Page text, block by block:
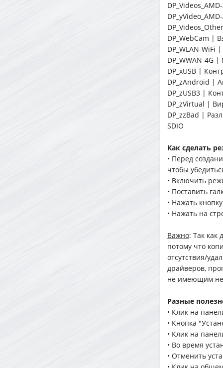
DP_WebCam |
DP_WLAN-WiFi
DP_WWAN-4G
DP_xUSB |
DP_zAndroid |
DP_zUSB3 |
DP_zVirtual |
DP_zzBad |
SDIO
Как сделать
• Перед
чтобы
• Включить
• Поставить
• Нажать
• Нажать на
Важно: Так как
потому что
отсутствия/
драйверов,
не имеющим
Разные
• Клик на
• Кнопка
• Клик на
• Во время
• Отменить